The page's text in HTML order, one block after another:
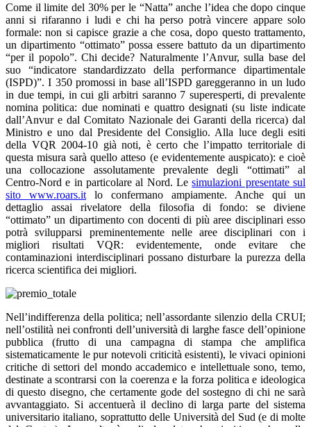
Come il limite del 30% per le “Natta” anche l’idea che dopo cinque
anni si rifaranno i ludi e chi ha perso potrà vincere appare solo
formale: non si capisce grazie a che cosa, dopo questo trattamento,
un dipartimento “ottimato” possa essere battuto da un dipartimento
“per il popolo”. Chi decide? Naturalmente l’Anvur, sulla base del
suo “indicatore standardizzato della performance dipartimentale
(ISPD)”. I 350 promossi in base all’ISPD gareggeranno in un ludo
in due tempi, in cui gli arbitri saranno 7 superesperti, di prevalente
nomina politica: due nominati e quattro designati (su liste indicate
dall’Anvur e dal Comitato Nazionale dei Garanti della ricerca) dal
Ministro e uno dal Presidente del Consiglio. Alla luce degli esiti
della VQR 2004-10 già noti, è certo che l’impatto territoriale di
questa misura sarà quello atteso (e evidentemente auspicato): e cioè
una collocazione assolutamente prevalente degli “ottimati” al
Centro-Nord e in particolare al Nord. Lesimulazioni presentate sul
sito www.roars.it lo confermano ampiamente. Anche qui un
dettaglio assai rivelatore della filosofia di fondo: se diviene
“ottimato” un dipartimento con docenti di più aree disciplinari esso
potrà svilupparsi preminentemente nelle aree disciplinari con i
migliori risultati VQR: evidentemente, onde evitare che
contaminazioni interdisciplinari possano disturbare la purezza della
ricerca scientifica dei migliori.
Nell’indifferenza della politica; nell’assordante silenzio della CRUI;
nell’ostilità nei confronti dell’università di larghe fasce dell’opinione
pubblica (frutto di una campagna di stampa che amplifica
sistematicamente le pur notevoli criticità esistenti), le vivaci opinioni
critiche di settori del mondo accademico e intellettuale sono, temo,
destinate a scontrarsi con la coerenza e la forza politica e ideologica
di questo disegno, che certamente gode del sostegno di chi ne sarà
avvantaggiato. Si accentuerà il declino di larga parte del sistema
universitario italiano, soprattutto delle Università del Sud (e di molte